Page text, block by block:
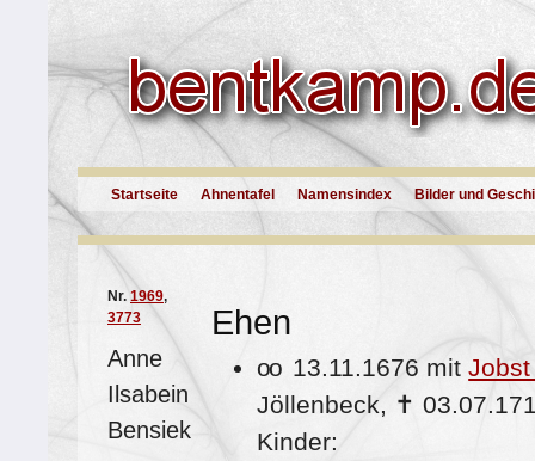
Startseite Ahnentafel Namensindex Bilder und
Nr. 1969,
3773
Anne
Ilsabein
Bensiek
Ehen
oo 13.11.1676 mit
Jöllenbeck, ✝
Kinder: